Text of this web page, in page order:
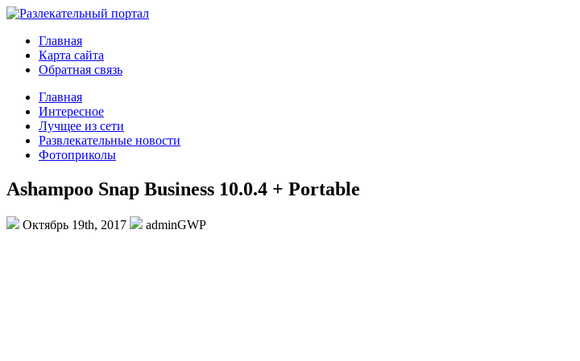
Главная
Карта сайта
Обратная связь
Главная
Интересное
Лучщее из сети
Развлекательные новости
Фотоприколы
Ashampoo Snap Business 10.0.4 + Portable
Октябрь 19th, 2017 adminGWP